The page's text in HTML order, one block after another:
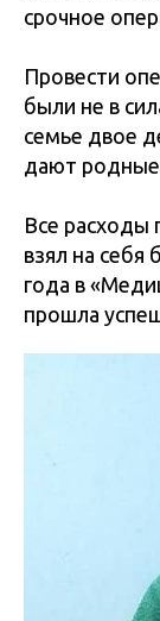
срочное
Провести
были не в
семье двое
дают родные
Все расходы
взял на себя
года в
прошла